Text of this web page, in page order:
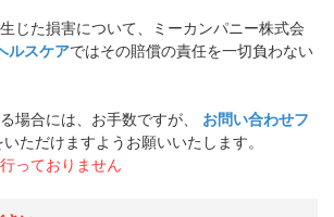
じた損害について、ミーカンパニー株式会
ルスケアではその賠償の責任を一切負わない
場合には、お手数ですが、
お問い合わせフ
ただけますようお願いいたします。
っておりません